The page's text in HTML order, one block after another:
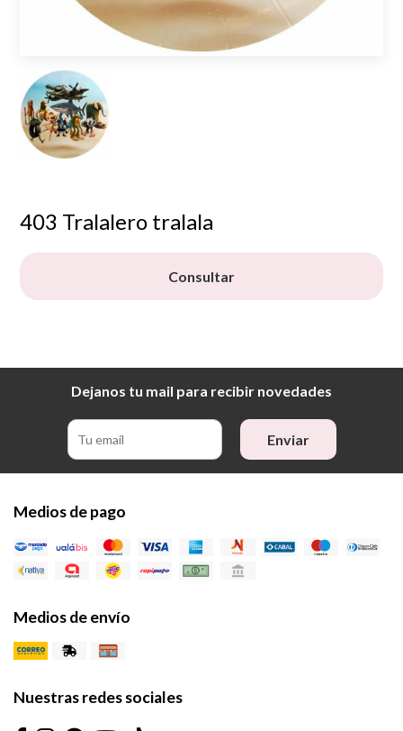
403 Tralalero tralala
Consultar
Dejanos tu mail para recibir novedades
Enviar
Medios de pago
Medios de envío
Nuestras redes sociales